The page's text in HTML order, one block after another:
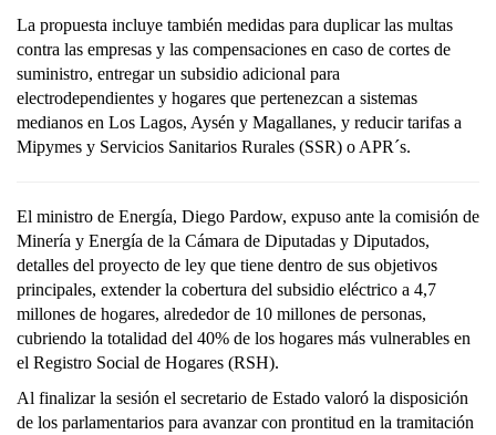
La propuesta incluye también medidas para duplicar las multas
contra las empresas y las compensaciones en caso de cortes de
suministro, entregar un subsidio adicional para
electrodependientes y hogares que pertenezcan a sistemas
medianos en Los Lagos, Aysén y Magallanes, y reducir tarifas a
Mipymes y Servicios Sanitarios Rurales (SSR) o APR´s.
El ministro de Energía, Diego Pardow, expuso ante la comisión de
Minería y Energía de la Cámara de Diputadas y Diputados,
detalles del proyecto de ley que tiene dentro de sus objetivos
principales, extender la cobertura del subsidio eléctrico a 4,7
millones de hogares, alrededor de 10 millones de personas,
cubriendo la totalidad del 40% de los hogares más vulnerables en
el Registro Social de Hogares (RSH).
Al finalizar la sesión el secretario de Estado valoró la disposición
de los parlamentarios para avanzar con prontitud en la tramitación